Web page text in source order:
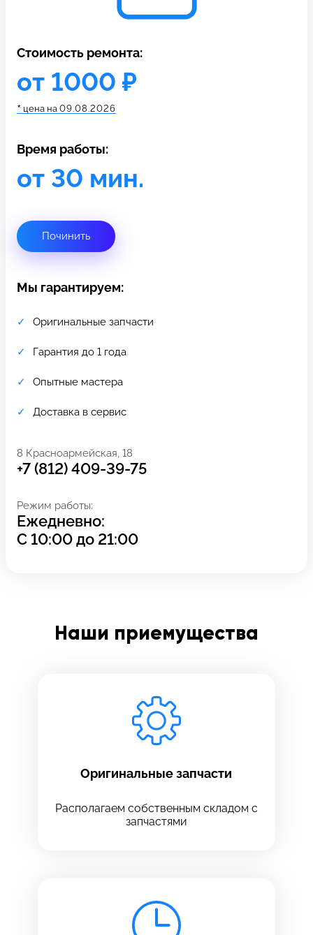
c 10:00 до 21:00
Связаться с нами
Стоимость ремонта:
от 1000 ₽
* цена на 09.08.2026
Время работы:
от 30 мин.
Починить
Мы гарантируем:
Оригинальные запчасти
Гарантия до 1 года
Опытные мастера
Доставка в сервис
8 Красноармейская, 18
+7 (812) 409-39-75
Режим работы:
Ежедневно:
С10:00до 21:00
Наши приемущества
Оригинальные запчасти
Располагаем собственным складом с
запчастями
Задать вопрос
Отправить
Оставьте свой
Заполните все необходимые поля
Введите номер договора